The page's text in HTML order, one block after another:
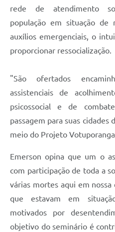
rede de atendimento
população em situação
auxílios emergenciais, o
proporcionar ressocialização.
"São ofertados
assistenciais de
psicossocial e de
passagem para suas
meio do Projeto
Emerson opina que um o
com participação de toda a
várias mortes aqui em nossa
que estavam em
motivados por
objetivo do seminário é